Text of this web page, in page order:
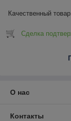
Качественный
Сделка
О нас
Контакты